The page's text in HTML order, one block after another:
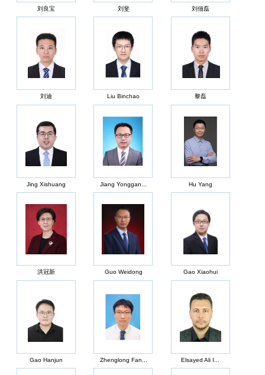
刘良宝 刘斐 刘佃磊
刘迪 Liu Binchao 黎磊
Jing Xishuang Jiang Yonggan... Hu Yang
洪冠新 Guo Weidong Gao Xiaohui
Gao Hanjun Zhenglong Fan... Elsayed Ali I...